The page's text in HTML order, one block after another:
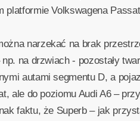
platformie Volkswagena
narzekać na brak
na drzwiach - pozostały
autami segmentu D, a
ale do poziomu Audi A6 –
faktu, że Superb – jak